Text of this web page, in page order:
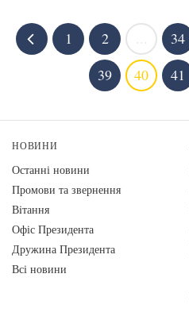
1 2 34
39
40 41
НОВИНИ
Останні новини
Промови та звернення
Вiтання
Офіс Президента
Дружина Президента
Всі новини